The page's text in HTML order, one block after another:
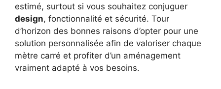
estimé, surtout si vous souhaitez conjuguer
design, fonctionnalité et sécurité. Tour
d’horizon des bonnes raisons d’opter pour une
solution personnalisée afin de valoriser chaque
mètre carré et profiter d’un aménagement
vraiment adapté à vos besoins.